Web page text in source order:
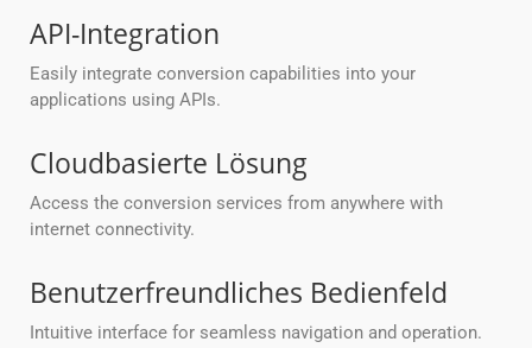
API-Integration
Easily integrate conversion capabilities into your
applications using APIs.
Cloudbasierte Lösung
Access the conversion services from anywhere with
internet connectivity.
Benutzerfreundliches Bedienfeld
Intuitive interface for seamless navigation and operation.